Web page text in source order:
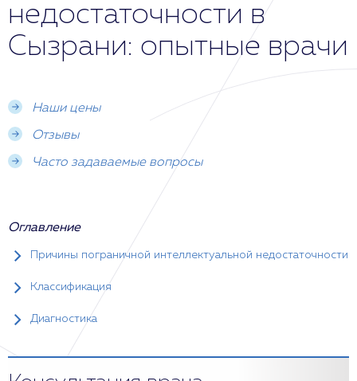
недостаточности в
Сызрани: опытные врачи
Наши цены
Отзывы
Часто задаваемые вопросы
Оглавление
Причины пограничной интеллектуальной недостаточности
Классификация
Диагностика